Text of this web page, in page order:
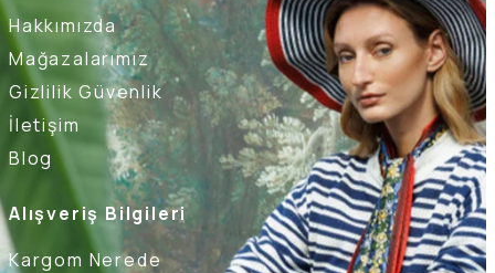
Hakkımızda
Mağazalarımız
Gizlilik Güvenlik
İletişim
Blog
Alışveriş Bilgileri
Kargom Nerede